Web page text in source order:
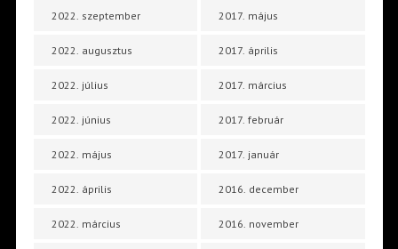
2022. szeptember
2022. augusztus
2022. július
2022. június
2022. május
2022. április
2022. március
2017. május
2017. április
2017. március
2017. február
2017. január
2016. december
2016. november